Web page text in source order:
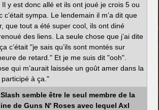
y est donc allé et ils ont joué je crois 5 ou
c’était sympa. Le lendemain il m’a dit que
que tout a été super cool, ils ont diné
des liens. La seule chose que j’ai dite
c’était "je sais qu’ils sont montés sur
de retard." Et je me suis dit "ooh".
qui m’aurait laissée un goût amer dans la
participé à ça."
semble être le seul membre de la
de Guns N' Roses avec lequel Axl